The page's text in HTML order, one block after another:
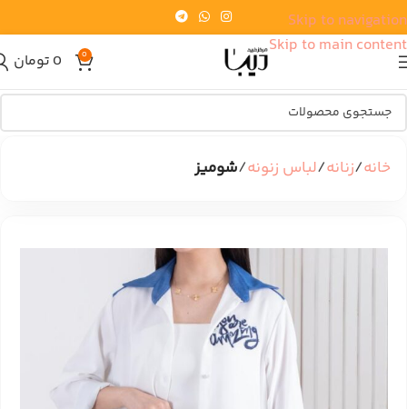
Skip to navigation
Skip to main content
0
0 تومان
خانه زنانه لباس زنونه شومیز